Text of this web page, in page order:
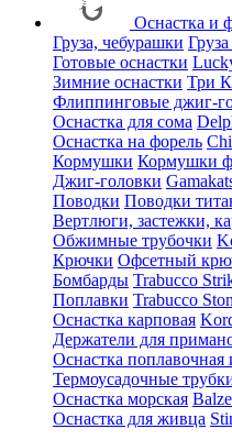
Оснастка и
Груза, чебурашки
Готовые оснастки
Зимние оснастки Три
Флиппинговые джиг-
Оснастка для сома
Оснастка на форель
Кормушки Кормушки
Джиг-головки
Поводки Поводки
Вертлюги, застежки,
Обжимные трубочки
Крючки Офсетный
Бомбарды Trabucco
Поплавки Trabucco
Оснастка карповая
Держатели для
Оснастка поплавочная
Термоусадочные
Оснастка морская
Оснастка для живца